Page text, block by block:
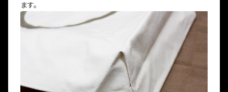
ます。